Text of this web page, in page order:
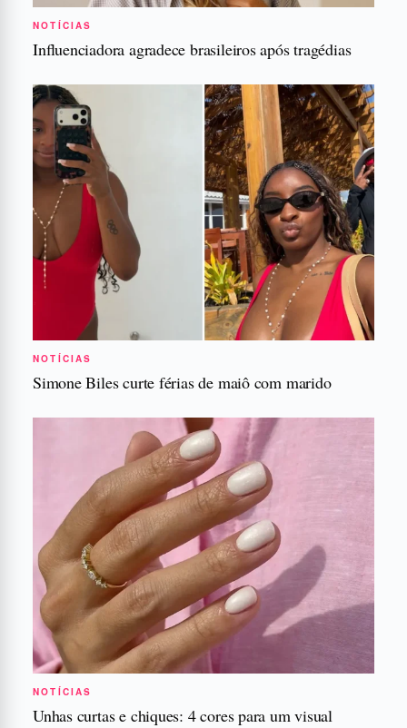
NOTÍCIAS
Influenciadora agradece brasileiros após tragédias
NOTÍCIAS
Simone Biles curte férias de maiô com marido
NOTÍCIAS
Unhas curtas e chiques: 4 cores para um visual